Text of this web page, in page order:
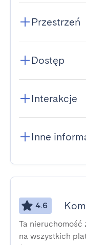
Przestrzeń
Dostęp
Interakcje
Inne
4.6
Ta nieruchomość
na wszystkich